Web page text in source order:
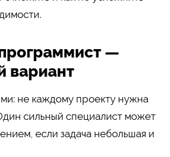
—
вариант
не каждому проекту нужна
сильный специалист может
если задача небольшая и